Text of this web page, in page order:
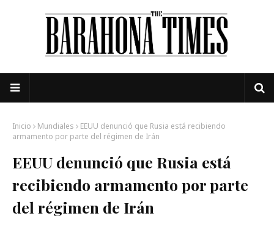
Inicio Mundiales
EEUU denunció que Rusia está recibiendo
armamento por parte del régimen de Irán
EEUU denunció que Rusia está
recibiendo armamento por parte
del régimen de Irán